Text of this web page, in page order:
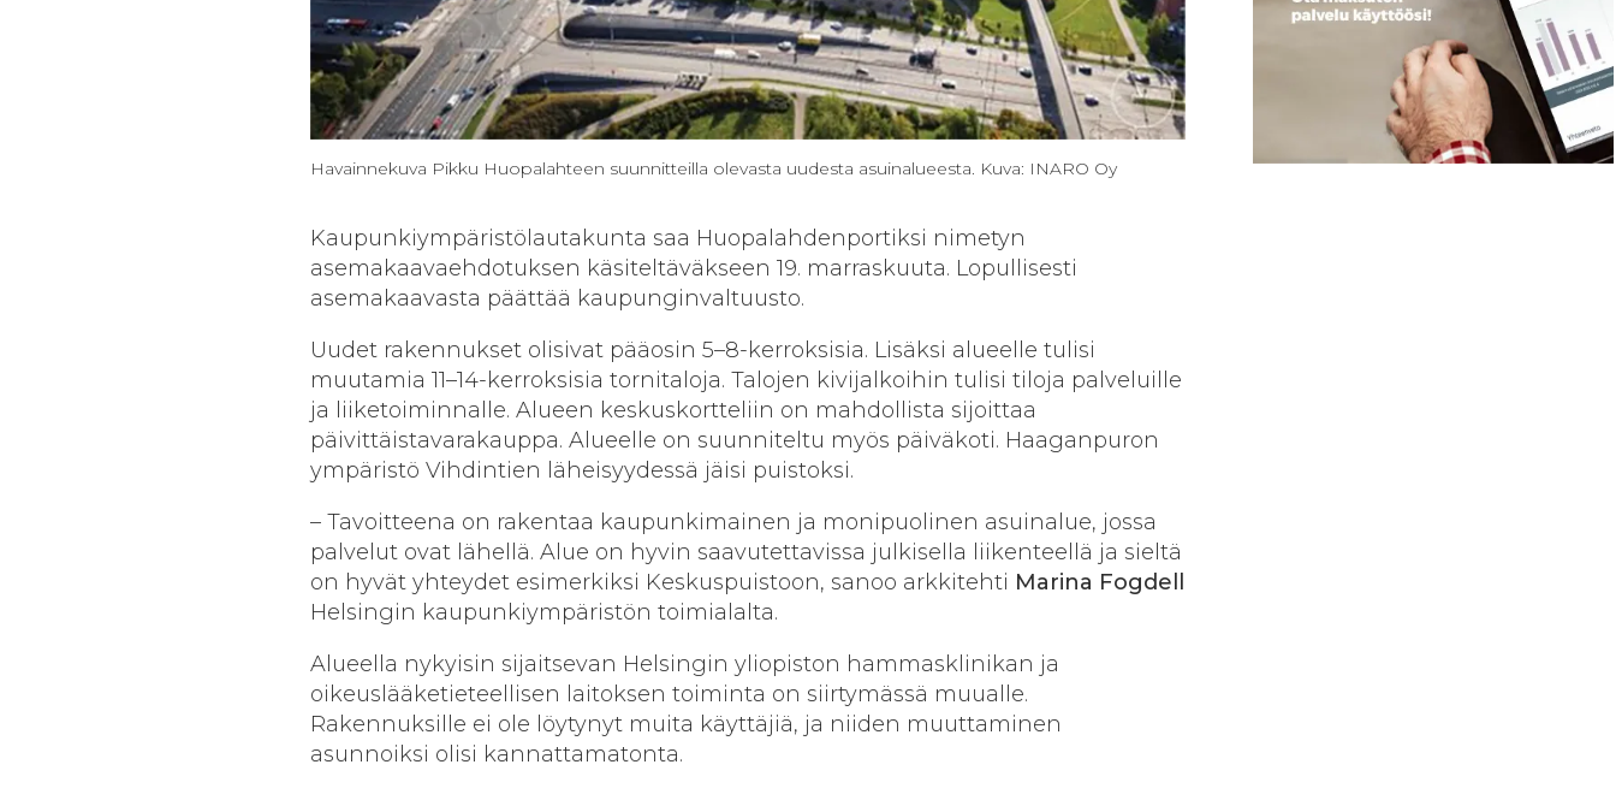
Havainnekuva Pikku Huopalahteen suunnitteilla olevasta uudesta asuinalueesta. Kuva: INARO Oy
Kaupunkiympäristölautakunta saa Huopalahdenportiksi nimetyn
asemakaavaehdotuksen käsiteltäväkseen 19. marraskuuta. Lopullisesti
asemakaavasta päättää kaupunginvaltuusto.
Uudet rakennukset olisivat pääosin 5–8-kerroksisia. Lisäksi alueelle tulisi
muutamia 11–14-kerroksisia tornitaloja. Talojen kivijalkoihin tulisi tiloja palveluille
ja liiketoiminnalle. Alueen keskuskortteliin on mahdollista sijoittaa
päivittäistavarakauppa. Alueelle on suunniteltu myös päiväkoti. Haaganpuron
ympäristö Vihdintien läheisyydessä jäisi puistoksi.
– Tavoitteena on rakentaa kaupunkimainen ja monipuolinen asuinalue, jossa
palvelut ovat lähellä. Alue on hyvin saavutettavissa julkisella liikenteellä ja sieltä
on hyvät yhteydet esimerkiksi Keskuspuistoon, sanoo arkkitehti Marina Fogdell
Helsingin kaupunkiympäristön toimialalta.
Alueella nykyisin sijaitsevan Helsingin yliopiston hammasklinikan ja
oikeuslääketieteellisen laitoksen toiminta on siirtymässä muualle.
Rakennuksille ei ole löytynyt muita käyttäjiä, ja niiden muuttaminen
asunnoiksi olisi kannattamatonta.